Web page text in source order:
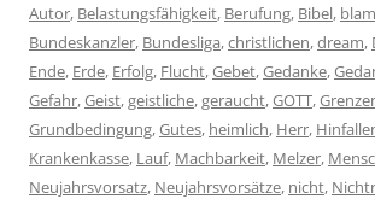
Autor, Belastungsfähigkeit, Berufung, Bibel,
Bundeskanzler, Bundesliga,christlichen,dream,
Ende, Erde, Erfolg, Flucht,Gebet,Gedanke,
Gefahr,Geist,geistliche,geraucht,GOTT,
Grundbedingung,Gutes, heimlich, Herr,
Krankenkasse, Lauf, Machbarkeit, Melzer,
Neujahrsvorsatz, Neujahrsvorsätze, nicht,